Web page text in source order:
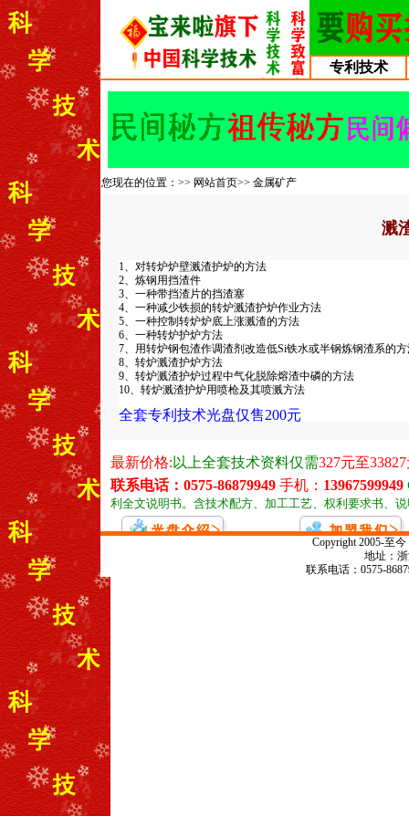
专利技术
您现在的位置：>> 网站首页>> 金属矿产
溅
1、对转炉炉壁溅渣护炉的方法
2、炼钢用挡渣件
3、一种带挡渣片的挡渣塞
4、一种减少铁损的转炉溅渣护炉作业方法
5、一种控制转炉炉底上涨溅渣的方法
6、一种转炉护炉方法
7、用转炉钢包渣作调渣剂改造低Si铁水或半钢炼钢渣系的方
8、转炉溅渣护炉方法
9、转炉溅渣护炉过程中气化脱除熔渣中磷的方法
10、转炉溅渣护炉用喷枪及其喷溅方法
全套专利技术光盘仅售200元
Copyright 2005-至
地址：
联系电话：0575-